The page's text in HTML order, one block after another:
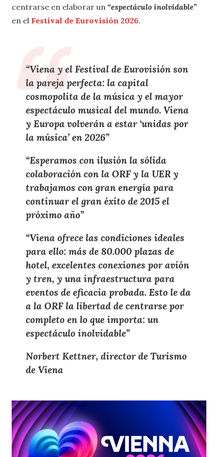
centrarse en elaborar un “espectáculo inolvidable”
en el Festival de Eurovisión 2026.
“Vienay el Festival de Eurovisiónson
la pareja perfecta: la capital
cosmopolita de la músicay el mayor
espectáculo musical del mundo. Viena
y Europa volverán a estar ‘unidas por
la música’en 2026”
“Esperamos con ilusión la sólida
colaboración con la ORF y la UERy
trabajamos con gran energía para
continuar el gran éxito de 2015 el
próximo año”
“Viena ofrece las condiciones ideales
para ello: más de 80.000 plazas de
hotel, excelentes conexiones por avión
y tren, y una infraestructura para
eventos de eficacia probada. Esto le da
a la ORF la libertad de centrarse por
completoen lo que importa: un
espectáculo inolvidable”
Norbert Kettner, director de Turismo
de Viena